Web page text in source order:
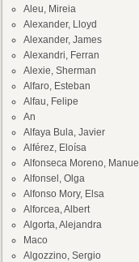
Aleu, Mireia
Alexander, Lloyd
Alexander, James
Alexandri, Ferran
Alexie, Sherman
Alfaro, Esteban
Alfau, Felipe
An
Alfaya Bula, Javier
Alférez, Eloísa
Alfonseca Moreno, Manuel
Alfonsel, Olga
Alfonso Mory, Elsa
Alforcea, Albert
Algorta, Alejandra
Maco
Algozzino, Sergio